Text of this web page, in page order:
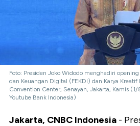
Foto: Presiden Joko Widodo menghadiri
dan Keuangan Digital (FEKDI) dan Karya Kreatif
Convention Center, Senayan, Jakarta, Kamis
Youtube Bank Indonesia)
Jakarta, CNBC Indonesia -